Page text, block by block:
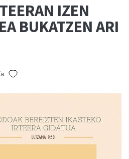
IZEN
BUKATZEN ARI